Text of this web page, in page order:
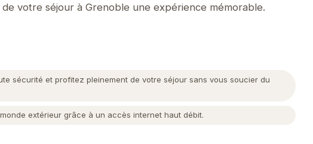
votre séjour à Grenoble une expérience mémorable.
sécurité et profitez pleinement de votre séjour sans vous soucier du
extérieur grâce à un accès internet haut débit.